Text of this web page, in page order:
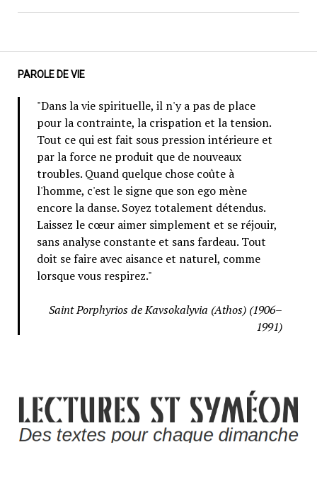
PAROLE DE VIE
"Dans la vie spirituelle, il n'y a pas de place
pour la contrainte, la crispation et la tension.
Tout ce qui est fait sous pression intérieure et
par la force ne produit que de nouveaux
troubles. Quand quelque chose coûte à
l'homme, c'est le signe que son ego mène
encore la danse. Soyez totalement détendus.
Laissez le cœur aimer simplement et se réjouir,
sans analyse constante et sans fardeau. Tout
doit se faire avec aisance et naturel, comme
lorsque vous respirez."
Saint Porphyrios de Kavsokalyvia (Athos) (1906–
1991)